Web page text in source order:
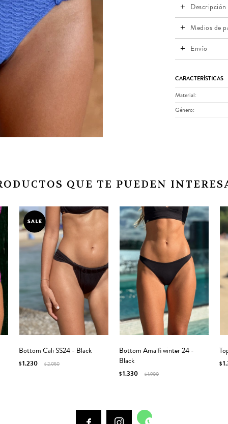
Descripción
Medios de
Envío
CARACTERÍSTICAS
Material
Género
QUE TE PUEDEN
Bottom Cali SS24 - Black
$1.230 $2.050
Bottom Amalfi winter 24 -
Black
$1.330 $1.900
$